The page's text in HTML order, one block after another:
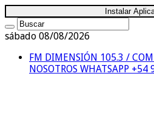
Instalar
sábado 08/08/2026
FM DIMENSIÓN 105.3 /
NOSOTROS WHATSAPP +54